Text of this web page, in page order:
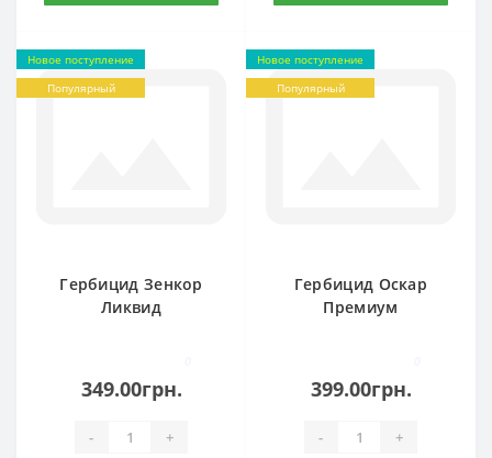
Новое поступление
Популярный
Гербицид Зенкор
Ликвид
349.00грн.
- +
Новое поступление
Популярный
Гербицид Оскар
Премиум
399.00грн.
- +